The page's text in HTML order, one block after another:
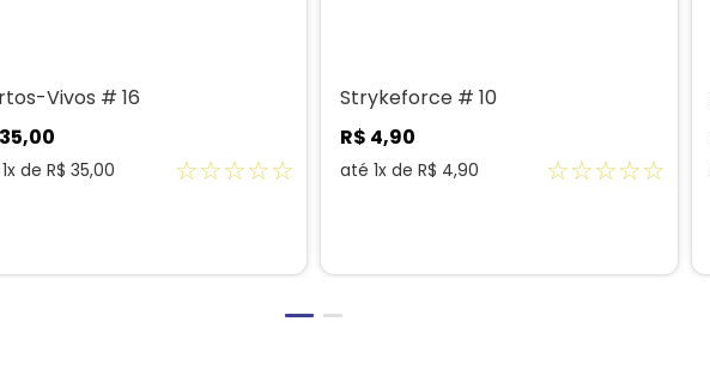
Vivos # 16
35,00
1x de R$ 35,00 ☆☆☆☆☆
Strykeforce # 10
R$ 4,90
até 1x de R$ 4,90 ☆☆☆☆☆